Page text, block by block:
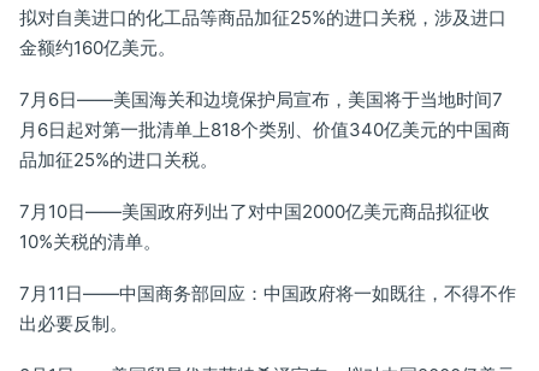
拟对自美进口的化工品等商品加征25%的进口关税，涉及进口
金额约160亿美元。
7月6日——美国海关和边境保护局宣布，美国将于当地时间7
月6日起对第一批清单上818个类别、价值340亿美元的中国商
品加征25%的进口关税。
7月10日——美国政府列出了对中国2000亿美元商品拟征收
10%关税的清单。
7月11日——中国商务部回应：中国政府将一如既往，不得不作
出必要反制。